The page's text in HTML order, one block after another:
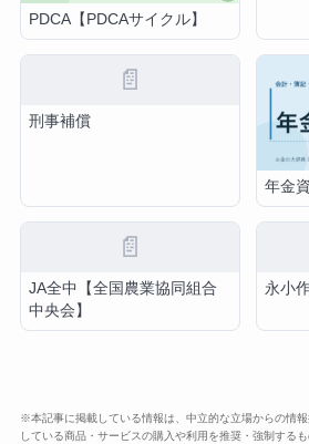
PDCA【PDCAサイクル】
📄
刑事補償
年金
📄
JA全中【全国農業協同組合
中央会】
永小
※本記事に掲載している情報は、中立的な立場からの情
している商品・サービスの購入や利用を推奨・強制する